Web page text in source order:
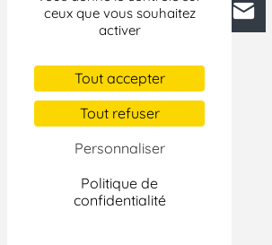
ceux que vous souhaitez
activer
Tout accepter
Tout refuser
Personnaliser
Politique de
confidentialité
FacebookBlueskyMastodonLinkedIn